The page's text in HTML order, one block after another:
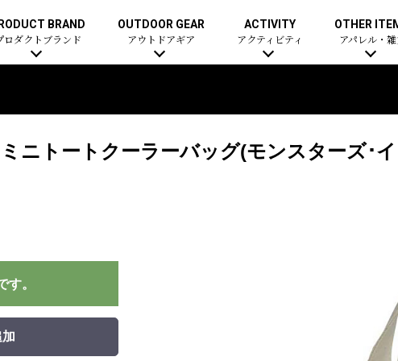
BRAND
ロダクトブランド
OUTDOOR GEAR
アウトドアギア
ACTIVITY
アクティビティ
OTHER
アパレル・
ニトートクーラーバッグ(モンスターズ･
す。